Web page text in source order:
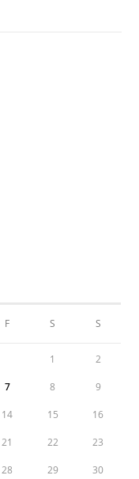
F S S
1 2
7 8 9
14 15 16
21 22 23
28 29 30